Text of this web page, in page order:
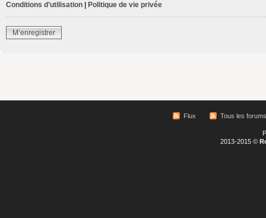
Conditions d’utilisation
Politique de vie privée
M’enregistrer
Flux Tous les forums
2013-2015 ©